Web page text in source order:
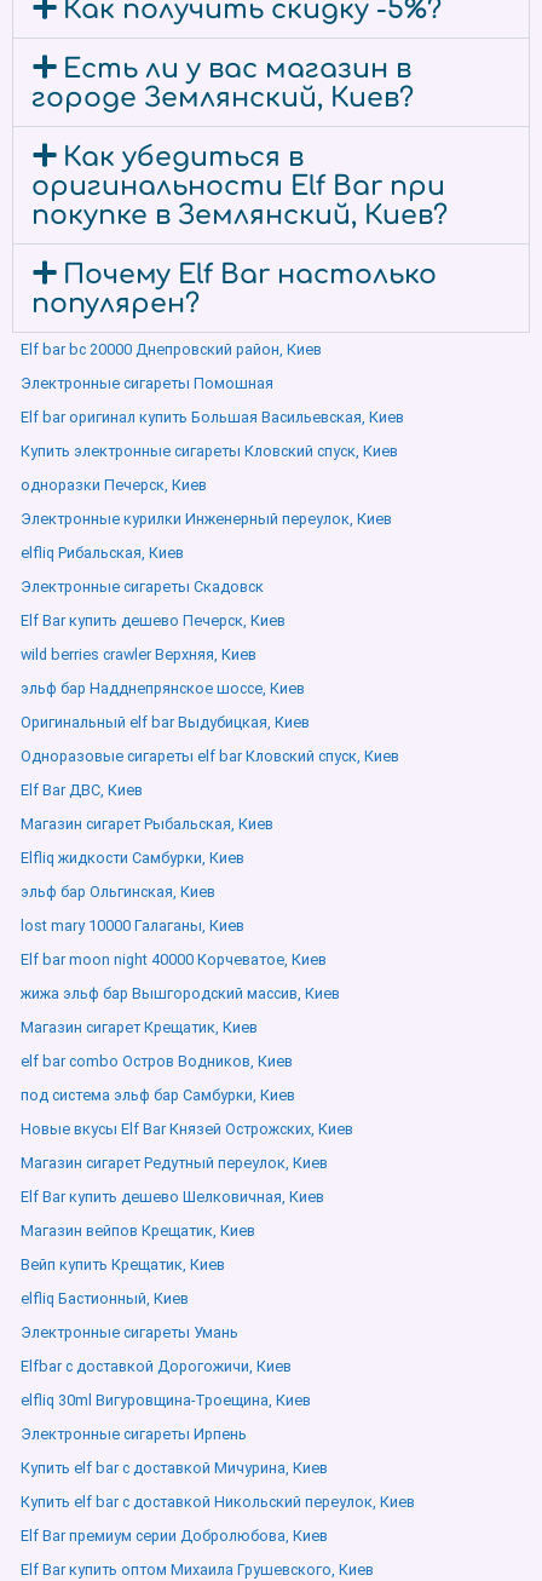
Как получить скидку -5%?
Есть ли у вас магазин в
городе Землянский, Киев?
Как убедиться в
оригинальности Elf Bar при
покупке в Землянский, Киев?
Почему Elf Bar настолько
популярен?
Elf bar bc 20000 Днепровский район, Киев
Электронные сигареты Помошная
Elf bar оригинал купить Большая Васильевская, Киев
Купить электронные сигареты Кловский спуск, Киев
одноразки Печерск, Киев
Электронные курилки Инженерный переулок, Киев
elfliq Рибальская, Киев
Электронные сигареты Скадовск
Elf Bar купить дешево Печерск, Киев
wild berries crawler Верхняя, Киев
эльф бар Надднепрянское шоссе, Киев
Оригинальный elf bar Выдубицкая, Киев
Одноразовые сигареты elf bar Кловский спуск, Киев
Elf Bar ДВС, Киев
Магазин сигарет Рыбальская, Киев
Elfliq жидкости Самбурки, Киев
эльф бар Ольгинская, Киев
lost mary 10000 Галаганы, Киев
Elf bar moon night 40000 Корчеватое, Киев
жижа эльф бар Вышгородский массив, Киев
Магазин сигарет Крещатик, Киев
elf bar combo Остров Водников, Киев
под система эльф бар Самбурки, Киев
Новые вкусы Elf Bar Князей Острожских, Киев
Магазин сигарет Редутный переулок, Киев
Elf Bar купить дешево Шелковичная, Киев
Магазин вейпов Крещатик, Киев
Вейп купить Крещатик, Киев
elfliq Бастионный, Киев
Электронные сигареты Умань
Elfbar с доставкой Дорогожичи, Киев
elfliq 30ml Вигуровщина-Троещина, Киев
Электронные сигареты Ирпень
Купить elf bar с доставкой Мичурина, Киев
Купить elf bar с доставкой Никольский переулок, Киев
Elf Bar премиум серии Добролюбова, Киев
Elf Bar купить оптом Михаила Грушевского, Киев